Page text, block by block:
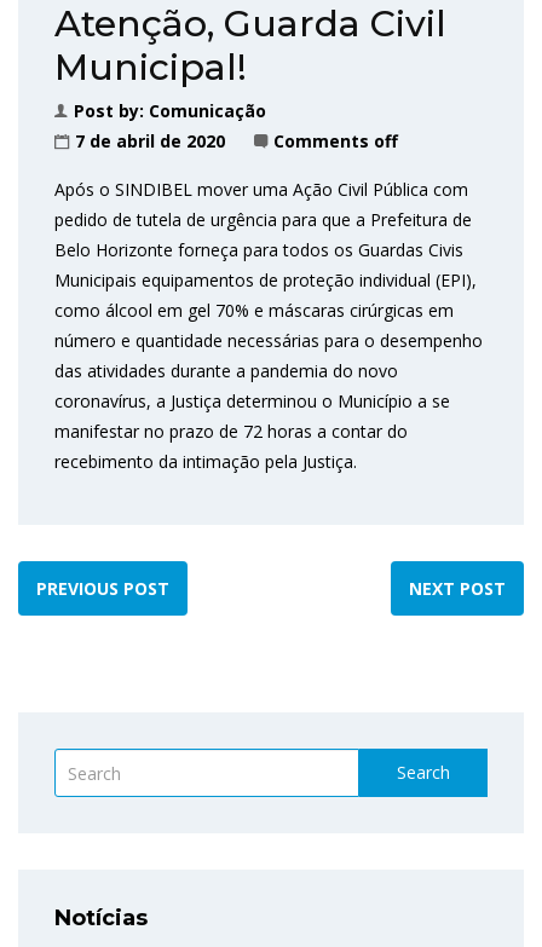
Atenção, Guarda Civil
Municipal!
Post by: Comunicação
7 de abril de 2020
Comments off
Após o SINDIBEL mover uma Ação Civil Pública com
pedido de tutela de urgência para que a Prefeitura de
Belo Horizonte forneça para todos os Guardas Civis
Municipais equipamentos de proteção individual (EPI),
como álcool em gel 70% e máscaras cirúrgicas em
número e quantidade necessárias para o desempenho
das atividades durante a pandemia do novo
coronavírus, a Justiça determinou o Município a se
manifestar no prazo de 72 horas a contar do
recebimento da intimação pela Justiça.
PREVIOUS POST NEXT POST
Search
Notícias